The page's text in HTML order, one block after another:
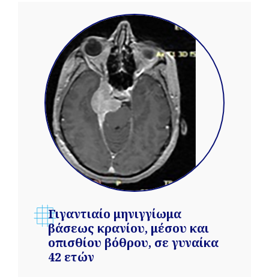
Γιγαντιαίο μηνιγγίωμα
βάσεως κρανίου, μέσου και
οπισθίου βόθρου, σε γυναίκα
42 ετών